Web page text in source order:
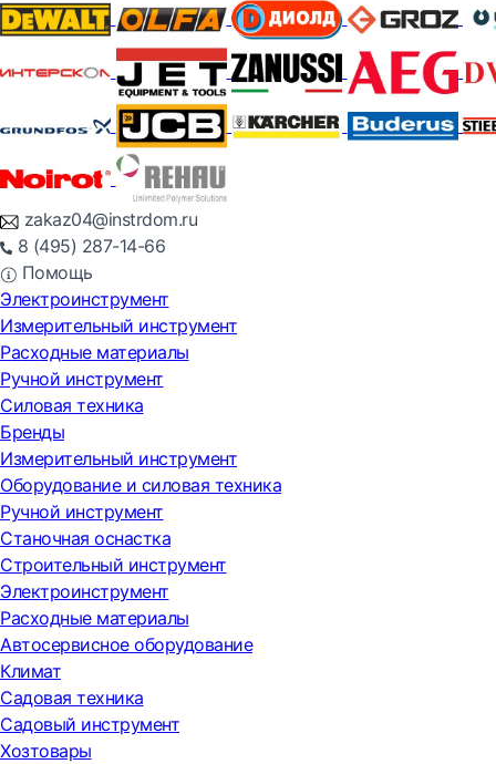
zakaz04@instrdom.ru
8 (495) 287-14-66
Помощь
Электроинструмент
Измерительный инструмент
Расходные материалы
Ручной инструмент
Силовая техника
Бренды
Измерительный инструмент
Оборудование и силовая техника
Ручной инструмент
Станочная оснастка
Строительный инструмент
Электроинструмент
Расходные материалы
Автосервисное оборудование
Климат
Садовая техника
Садовый инструмент
Хозтовары